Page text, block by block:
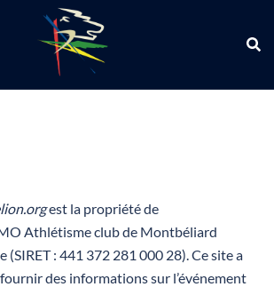
est la propriété de
Athlétisme club de Montbéliard
: 441 372 281 000 28). Ce site a
des informations sur l’événement